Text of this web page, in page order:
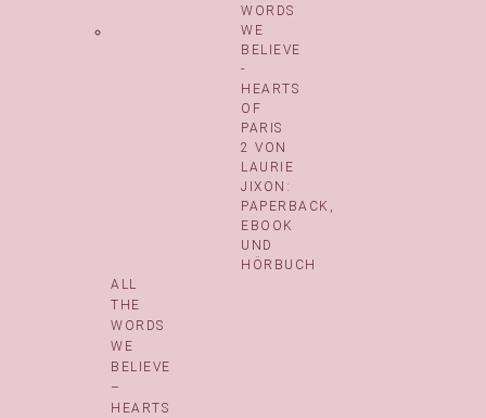
ALL
THE
WORDS
WE
BELIEVE
–
HEARTS